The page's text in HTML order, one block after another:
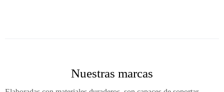
Nuestras marcas